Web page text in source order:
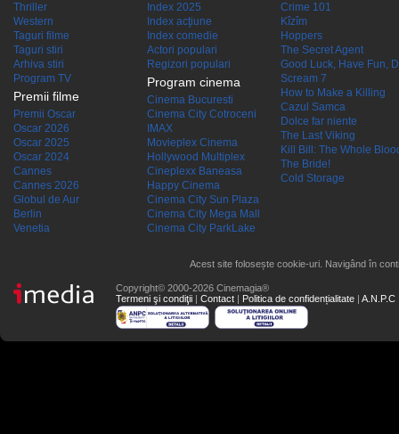
Thriller
Western
Taguri filme
Taguri stiri
Arhiva stiri
Program TV
Premii filme
Premii Oscar
Oscar 2026
Oscar 2025
Oscar 2024
Cannes
Cannes 2026
Globul de Aur
Berlin
Venetia
Index 2025
Index acţiune
Index comedie
Actori populari
Regizori populari
Program cinema
Cinema Bucuresti
Cinema City Cotroceni
IMAX
Movieplex Cinema
Hollywood Multiplex
Cineplexx Baneasa
Happy Cinema
Cinema City Sun Plaza
Cinema City Mega Mall
Cinema City ParkLake
Crime 101
Kîzîm
Hoppers
The Secret Agent
Good Luck, Have Fun,
Scream 7
How to Make a Killing
Cazul Samca
Dolce far niente
The Last Viking
Kill Bill: The Whole
The Bride!
Cold Storage
Acest site folosește cookie-uri. Navigând în
Copyright© 2000-2026 Cinemagia®
Termeni şi condiţii | Contact | Politica de confidențialitate | A.N.P.C